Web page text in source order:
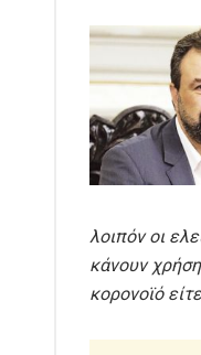
λοιπόν οι
κάνουν
κορονοϊό